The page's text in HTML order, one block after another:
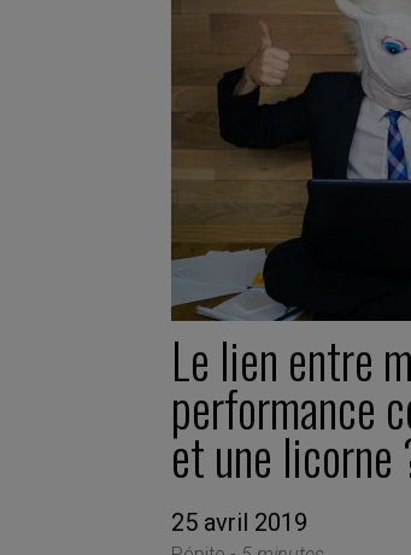
Le lien entre
performance
et une licorne
25 avril 2019